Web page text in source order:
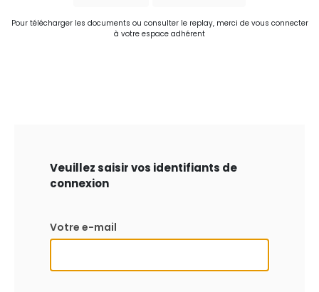
Pour télécharger les documents ou consulter le replay, merci de vous connecter
à votre espace adhérent
Veuillez saisir vos identifiants de
connexion
Votre e-mail